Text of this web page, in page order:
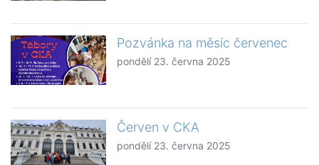
Pozvánka na měsíc červenec
pondělí 23. června 2025
Červen v CKA
pondělí 23. června 2025